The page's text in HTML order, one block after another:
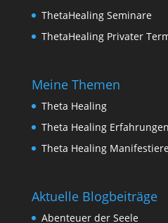
ThetaHealing Seminare
ThetaHealing Privater
Meine Themen
Theta Healing
Theta Healing Erfahrungen
Theta Healing
Aktuelle Blogbeiträge
Abenteuer der Seele